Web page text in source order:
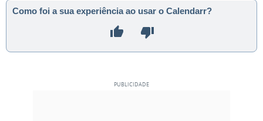
Como foi a sua experiência ao usar o Calendarr?